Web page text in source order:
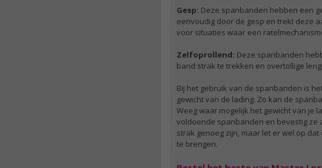
Gesp: Deze spanbanden hebben een
eenvoudig door de gesp en trekt deze
voor situaties waar een
Zelfoprollend: Deze spanbanden
band strak te trekken en overtollige
Bij het gebruik van de spanbanden is
gewicht van de lading. Zo kan de
Weeg waar mogelijk het gewicht van je
voldoende spanbanden en bevestig ze
strak genoeg zijn, maar let er wel op
te brengen.